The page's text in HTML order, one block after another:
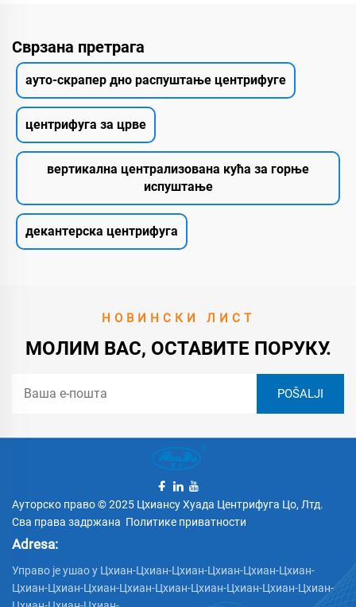
Сврзана претрага
ауто-скрапер дно распуштање центрифуге
центрифуга за црве
вертикална централизована кућа за горње
испуштање
декантерска центрифуга
НОВИНСКИ ЛИСТ
МОЛИМ ВАС, ОСТАВИТЕ ПОРУКУ.
Ауторско право © 2025 Цхиансу Хуада Центрифуга Цо, Лтд.
Сва права задржана Политике приватности
Adresa:
Управо је ушао у Цхиан-Цхиан-Цхиан-Цхиан-Цхиан-Цхиан-
Цхиан-Цхиан-Цхиан-Цхиан-Цхиан-Цхиан-Цхиан-Цхиан-Цхиан-